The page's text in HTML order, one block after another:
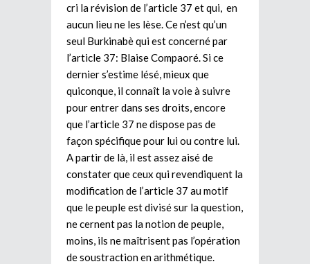
cri la révision de l’article 37 et qui, en
aucun lieu ne les lèse. Ce n’est qu’un
seul Burkinabè qui est concerné par
l’article 37: Blaise Compaoré. Si ce
dernier s’estime lésé, mieux que
quiconque, il connaît la voie à suivre
pour entrer dans ses droits, encore
que l’article 37 ne dispose pas de
façon spécifique pour lui ou contre lui.
A partir de là, il est assez aisé de
constater que ceux qui revendiquent la
modification de l’article 37 au motif
que le peuple est divisé sur la question,
ne cernent pas la notion de peuple,
moins, ils ne maîtrisent pas l’opération
de soustraction en arithmétique.